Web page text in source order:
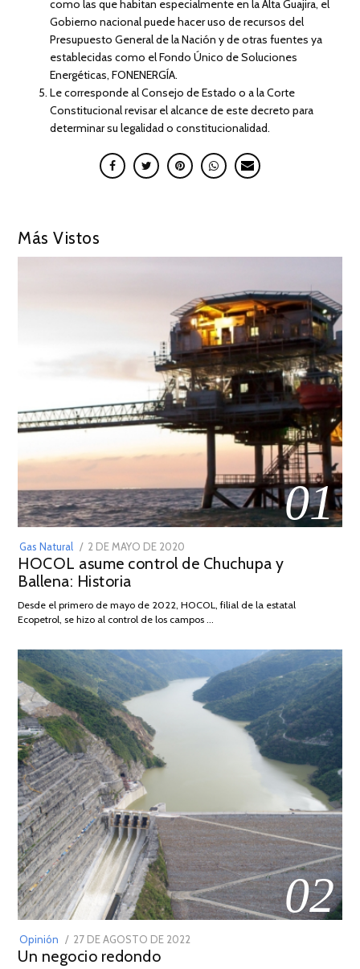
como las que habitan especialmente en la Alta Guajira, el
Gobierno nacional puede hacer uso de recursos del
Presupuesto General de la Nación y de otras fuentes ya
establecidas como el Fondo Único de Soluciones
Energéticas, FONENERGÍA.
Le corresponde al Consejo de Estado o a la Corte
Constitucional revisar el alcance de este decreto para
determinar su legalidad o constitucionalidad.
Más Vistos
01
Gas Natural
POSTED
ON
2 DE MAYO DE 2020
DE
2026
HOCOL asume control de Chuchupa y
Ballena: Historia
Desde el primero de mayo de 2022, HOCOL, filial de la estatal
Ecopetrol, se hizo al control de los campos …
02
Opinión
POSTED
ON
27 DE AGOSTO DE 2022
Un negocio redondo